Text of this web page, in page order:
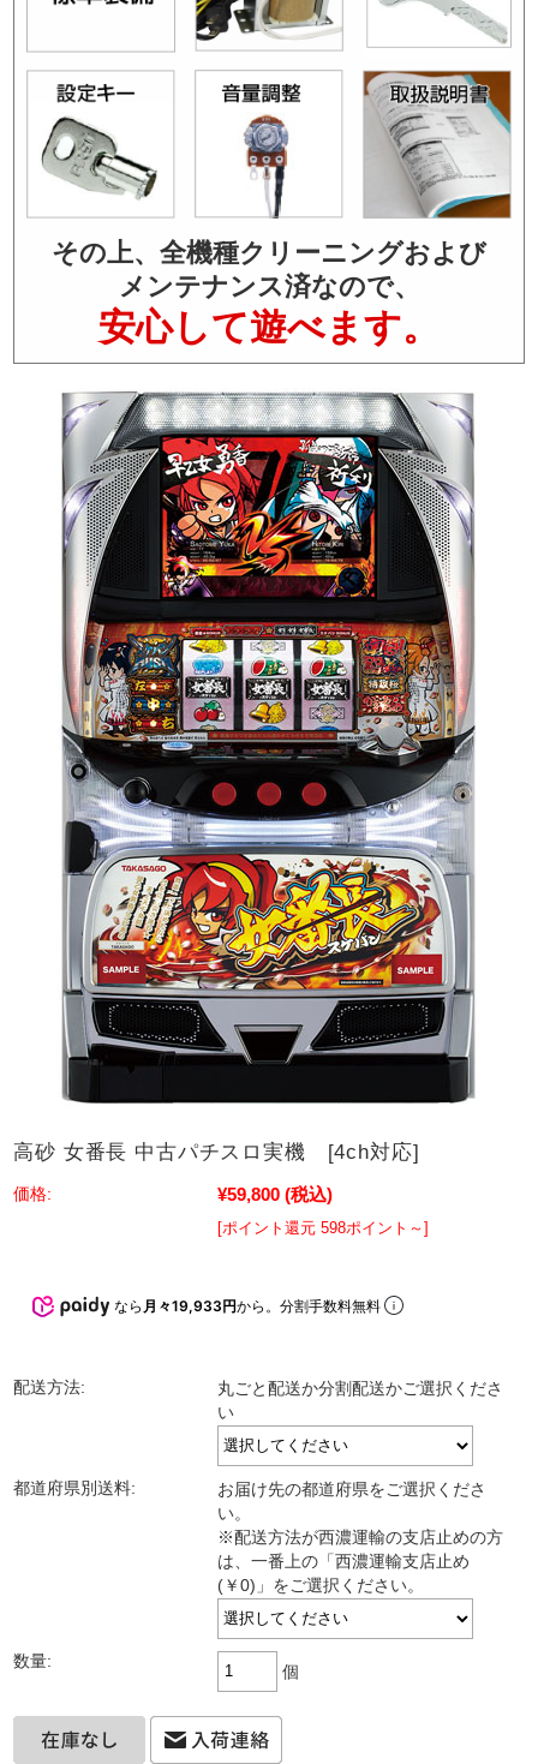
その上、全機種クリーニングおよび
メンテナンス済なので、
安心して遊べます。
高砂 女番長 中古パチスロ実機 [4ch対応]
価格: ¥59,800 (税込)
[ポイント還元 598ポイント～]
なら 月々19,933円から。分割手数料無料
配送方法:
丸ごと配送か分割配送かご選択くださ
い
都道府県別送料:
お届け先の都道府県をご選択くださ
い。
※配送方法が西濃運輸の支店止めの方
は、一番上の「西濃運輸支店止め
(￥0)」をご選択ください。
数量:
個